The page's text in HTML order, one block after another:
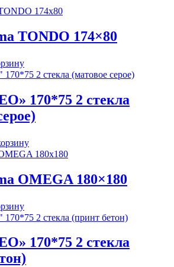
TONDO 174×80
170*75 2 стекла
OMEGA 180×180
170*75 2 стекла